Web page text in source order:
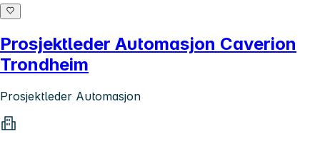
Prosjektleder Automasjon Caverion
Trondheim
Prosjektleder Automasjon